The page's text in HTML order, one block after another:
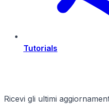
Tutorials
Ricevi gli ultimi